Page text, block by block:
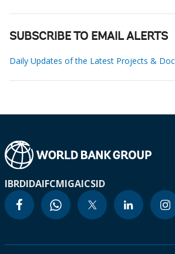
SUBSCRIBE TO EMAIL ALERTS
Daily Updates of the Latest Projects &
IBRDIDAIFCMIGAICSID